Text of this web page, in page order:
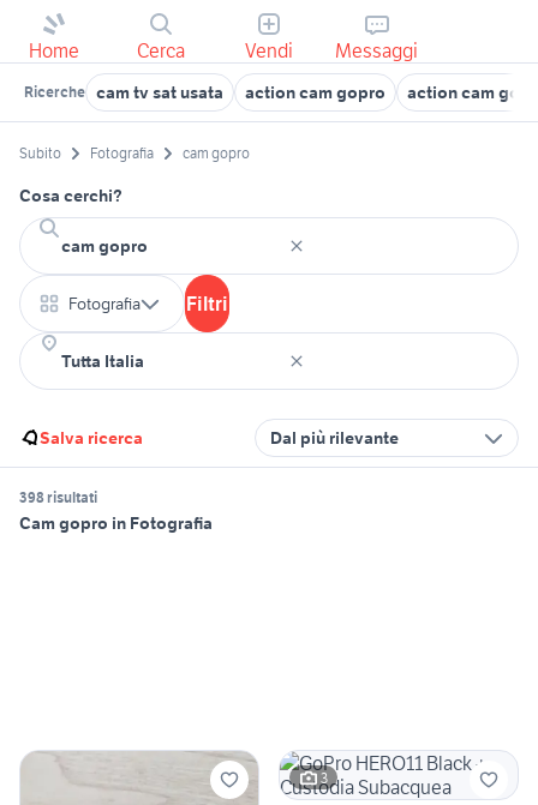
Home Cerca Vendi Messaggi
Ricerche cam tv sat usata action cam gopro action cam
Subito Fotografia cam gopro
Cosa cerchi?
Fotografia Filtri
Salva ricerca Dal più rilevante
398 risultati
Cam gopro in Fotografia
3